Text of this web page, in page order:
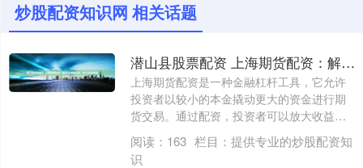
炒股配资知识网 相关话题
潜山县股票配资 上海期货配资：解锁交易新机遇，助力财富增值
上海期货配资是一种金融杠杆工具，它允许
投资者以较小的本金撬动更大的资金进行期
货交易。通过配资，投资者可以放大收益潜
山县股....
阅读： 163 栏目： 提供专业的炒股配资知
识